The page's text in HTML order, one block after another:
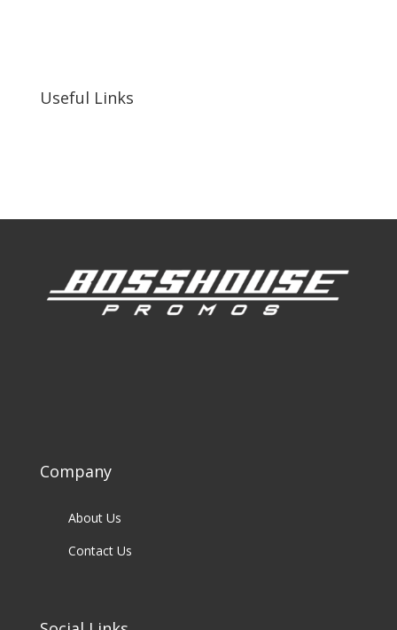
Useful Links
Company
About Us
Contact Us